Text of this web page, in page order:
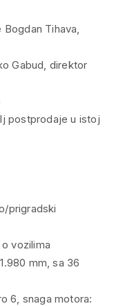
Tihava,
Gabud, direktor
postprodaje u istoj
prigradski
vozilima
mm, sa 36
6, snaga motora: